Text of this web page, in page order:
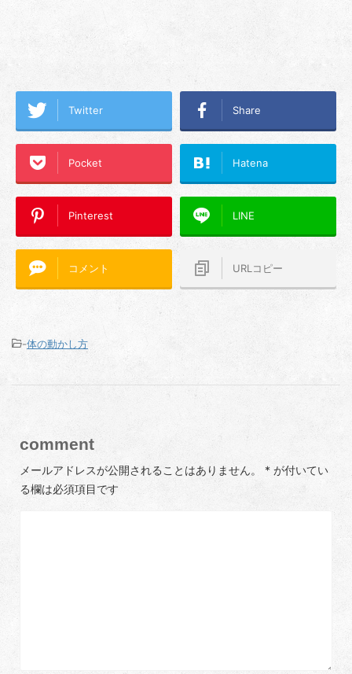
Twitter Share
Pocket Hatena
Pinterest LINE
コメント URLコピー
-体の動かし方
comment
メールアドレスが公開されることはありません。 * が付いてい
る欄は必須項目です